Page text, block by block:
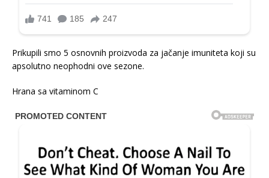
Prikupili smo 5 osnovnih proizvoda za jačanje imuniteta koji su
apsolutno neophodni ove sezone.
Hrana sa vitaminom C